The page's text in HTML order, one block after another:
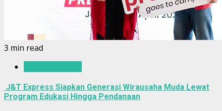
3 min read
J&T Express Siapkan Generasi Wirausaha Muda Lewat
Program Edukasi Hingga Pendanaan